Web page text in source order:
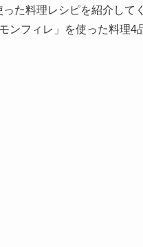
た料理レシピを紹介し
ンフィレ」を使った料理